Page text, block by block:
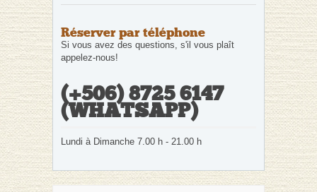
Réserver par téléphone
Si vous avez des questions, s'il vous plaît
appelez-nous!
(+506) 8725 6147
(WHATSAPP)
Lundi à Dimanche 7.00 h - 21.00 h